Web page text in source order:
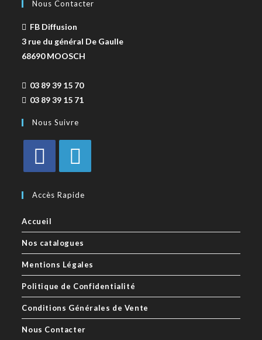
Nous Contacter
FB Diffusion
3 rue du général De Gaulle
68690 MOOSCH
03 89 39 15 70
03 89 39 15 71
Nous Suivre
Accès Rapide
Accueil
Nos catalogues
Mentions Légales
Politique de Confidentialité
Conditions Générales de Vente
Nous Contacter